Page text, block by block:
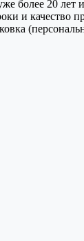
более 20 лет
и качество